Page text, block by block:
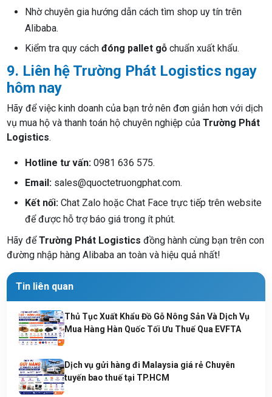
Nhờ chuyên gia hướng dẫn cách tìm shop uy tín trên
Alibaba.
Kiểm tra quy cáchđóng pallet gỗ chuẩn xuất khẩu.
9. Liên hệ Trường Phát Logistics ngay
hôm nay
Hãy để việc kinh doanh của bạn trở nên đơn giản hơn với dịch
vụ mua hộ và thanh toán hộ chuyên nghiệp củaTrường Phát
Logistics.
Hotline tư vấn: 0981 636 575.
Email: sales@quoctetruongphat.com.
Kết nối: Chat Zalo hoặc Chat Face trực tiếp trên website
để được hỗ trợ báo giá trong ít phút.
Hãy đểTrường Phát Logistics đồng hành cùng bạn trên con
đường nhập hàng Alibaba an toàn và hiệu quả nhất!
Tin liên quan
Thủ Tục Xuất Khẩu Đồ Gỗ Nông Sản Và Dịch Vụ
Mua Hàng Hàn Quốc Tối Ưu Thuế Qua EVFTA
Dịch vụ gửi hàng đi Malaysia giá rẻ Chuyên
tuyến bao thuế tại TP.HCM